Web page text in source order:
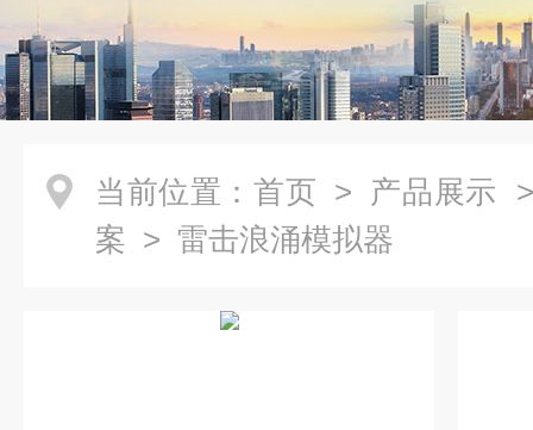
当前位置： 首页 > 产品展示
案 > 雷击浪涌模拟器